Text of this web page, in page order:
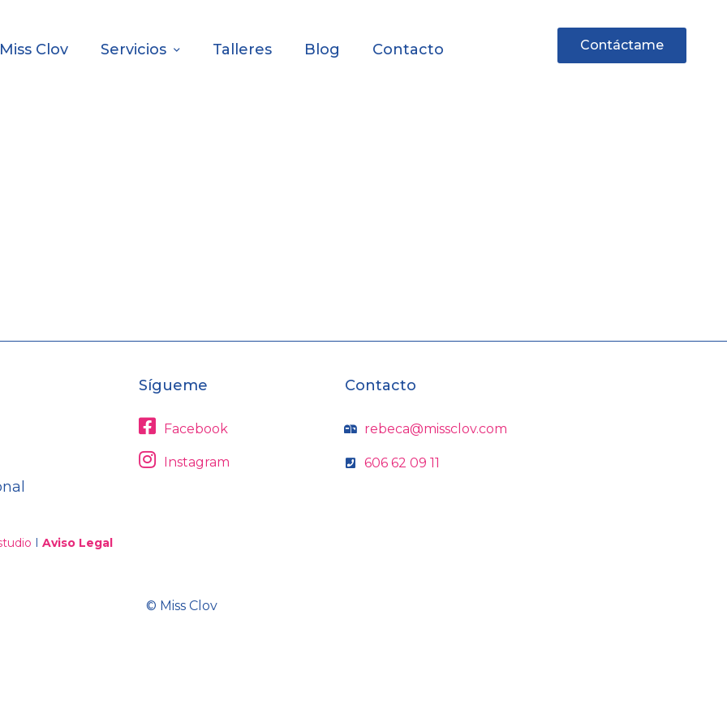
Clov Servicios Talleres Blog Contacto Contáctame
I Aviso Legal
Sígueme
Facebook
Instagram
Contacto
rebeca@missclov.com
606 62 09 11
© Miss Clov